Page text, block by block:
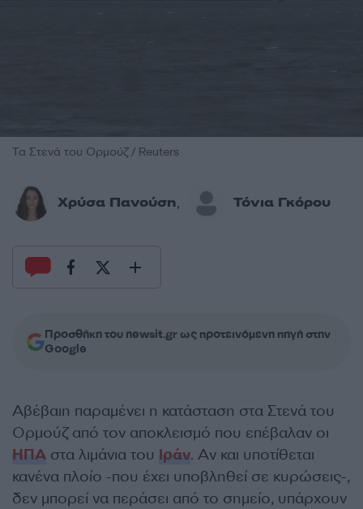
Τα Στενά του Ορμούζ / Reuters
Χρύσα Πανούση, Τόνια Γκόρου
Προσθήκη του newsit.gr ως προτεινόμενη πηγή στην
Google
Αβέβαιη παραμένει η κατάσταση στα Στενά του
Ορμούζ από τον αποκλεισμό που επέβαλαν οι
ΗΠΑ στα λιμάνια του Ιράν. Αν και υποτίθεται
κανένα πλοίο -που έχει υποβληθεί σε κυρώσεις-,
δεν μπορεί να περάσει από το σημείο, υπάρχουν